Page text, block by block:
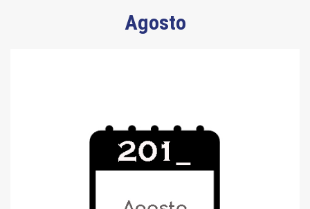
Agosto